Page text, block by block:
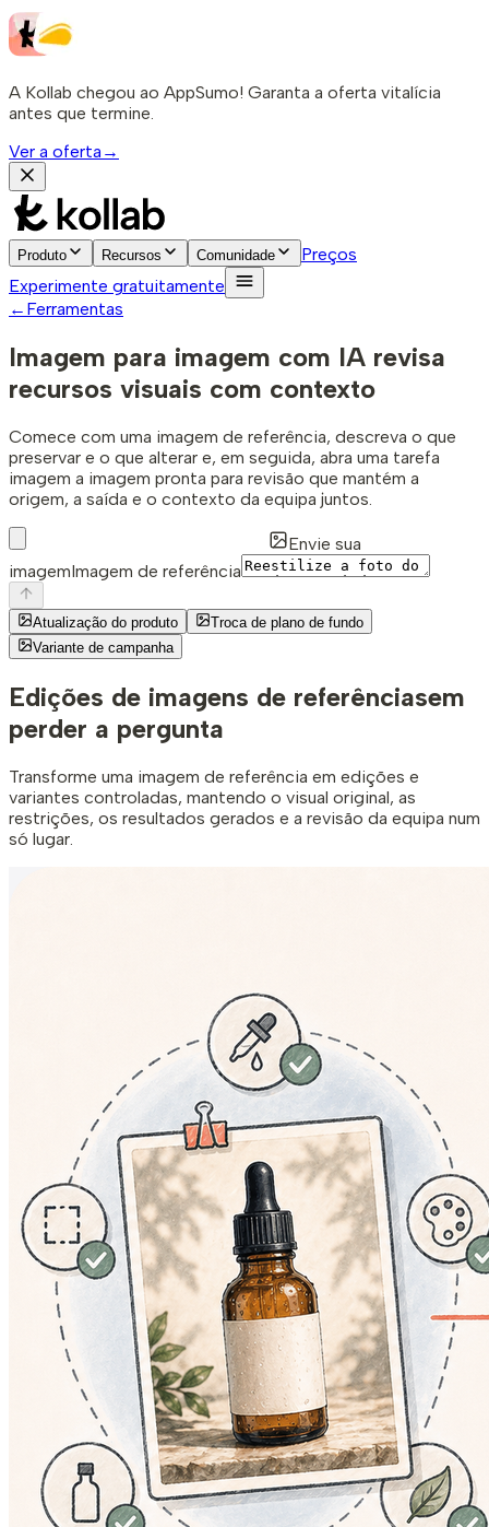
A Kollab chegou ao AppSumo! Garanta a oferta vitalícia
antes que termine.
Ver a oferta →
Produto Recursos Comunidade
Preços
Experimente gratuitamente
← Ferramentas
Imagem para imagem com IA revisa
recursos visuais com contexto
Comece com uma imagem de referência, descreva o que
preservar e o que alterar e, em seguida, abra uma tarefa
imagem a imagem pronta para revisão que mantém a
origem, a saída e o contexto da equipa juntos.
Envie sua
imagemImagem de referência
Atualização do produto
Troca de plano de fundo
Variante de campanha
Edições de imagens de referênciasem
perder a pergunta
Transforme uma imagem de referência em edições e
variantes controladas, mantendo o visual original, as
restrições, os resultados gerados e a revisão da equipa num
só lugar.